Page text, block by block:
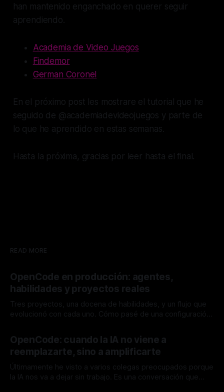
han mantenido enganchado en querer seguir
aprendiendo.
Academia de Video Juegos
Findemor
German Coronel
En el próximo post les mostrare el tutorial que he
seguido de @academiadevideojuegos y parte de
lo que he aprendido en estas semanas.
Hasta la próxima, gracias por leer hasta el final.
READ MORE
OpenCode en producción: agentes,
habilidades y proyectos reales
Tres proyectos, una docena de habilidades, y un flujo que
evolucionó con cada uno. Cómo pasé de una configuración
mi productividad.
OpenCode: cuando la IA no viene a
reemplazarte, sino a amplificarte
Últimamente he visto a varios colegas preocupados porque
la IA nos va a dejar sin trabajo. Es una conversación que